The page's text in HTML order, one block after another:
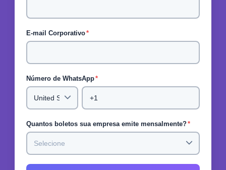
E-mail Corporativo*
Número de WhatsApp*
Quantos boletos sua empresa emite mensalmente?*